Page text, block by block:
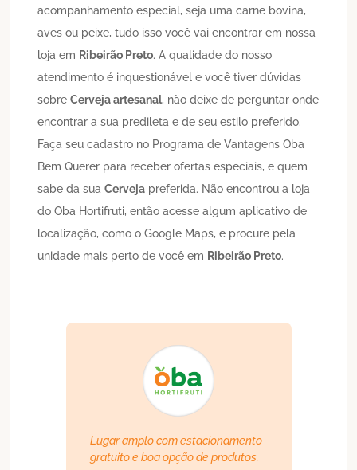
acompanhamento especial, seja uma carne bovina,
aves ou peixe, tudo isso você vai encontrar em nossa
loja em Ribeirão Preto. A qualidade do nosso
atendimento é inquestionável e você tiver dúvidas
sobreCerveja artesanal, não deixe de perguntar onde
encontrar a sua predileta e de seu estilo preferido.
Faça seu cadastro no Programa de Vantagens Oba
Bem Querer para receber ofertas especiais, e quem
sabe da suaCerveja preferida. Não encontrou a loja
do Oba Hortifruti, então acesse algum aplicativo de
localização, como o Google Maps, e procure pela
unidade mais perto de você em Ribeirão Preto.
Lugar amplo com estacionamento
gratuito e boa opção de produtos.